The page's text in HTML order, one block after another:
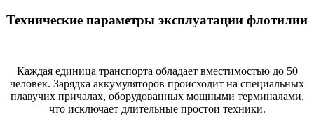
Технические параметры эксплуатации флотилии
Каждая единица транспорта обладает вместимостью до 50
человек. Зарядка аккумуляторов происходит на специальных
плавучих причалах, оборудованных мощными терминалами,
что исключает длительные простои техники.